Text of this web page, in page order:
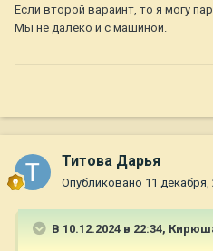
Если второй вараинт, то я могу
Мы не далеко и с машиной.
Титова Дарья
Опубликовано 11 декабря,
В 10.12.2024 в 22:34,